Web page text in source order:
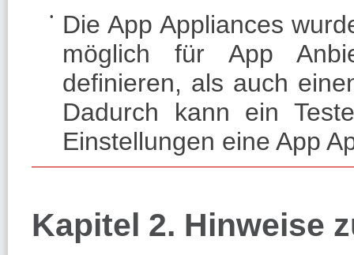
Die App Appliances
möglich für App
definieren, als auch
Dadurch kann ein
Einstellungen eine App
Kapitel 2. Hinweise